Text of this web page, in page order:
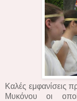
Καλές εμφανίσεις
Μυκόνου οι